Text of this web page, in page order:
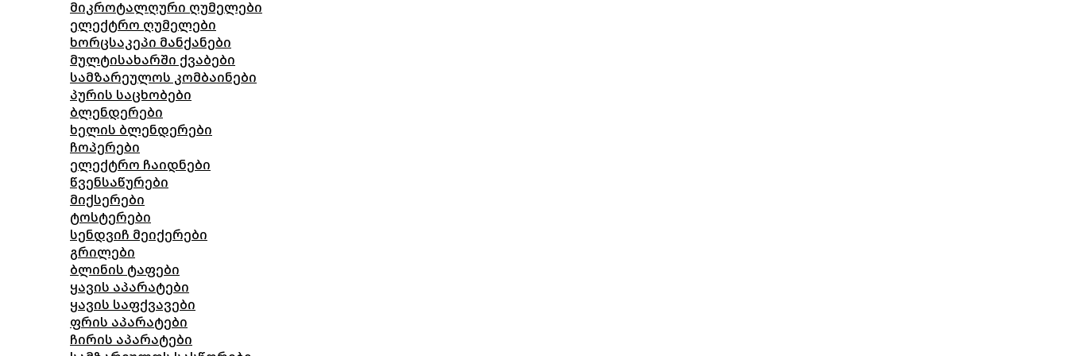
მიკროტალღური ღუმელები
ელექტრო ღუმელები
ხორცსაკეპი მანქანები
მულტისახარში ქვაბები
სამზარეულოს კომბაინები
პურის საცხობები
ბლენდერები
ხელის ბლენდერები
ჩოპერები
ელექტრო ჩაიდნები
წვენსაწურები
მიქსერები
ტოსტერები
სენდვიჩ მეიქერები
გრილები
ბლინის ტაფები
ყავის აპარატები
ყავის საფქვავები
ფრის აპარატები
ჩირის აპარატები